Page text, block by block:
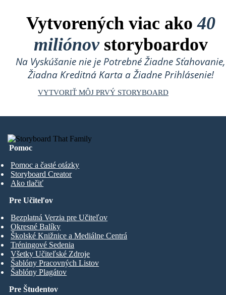
Vytvorených viac ako40
miliónovstoryboardov
Na Vyskúšanie nie je Potrebné Žiadne Sťahovanie,
Žiadna Kreditná Karta a Žiadne Prihlásenie!
VYTVORIŤ MÔJ PRVÝ STORYBOARD
Pomoc
Pomoc a časté otázky
Storyboard Creator
Ako tlačiť
Pre Študentov
Pre Učiteľov
Bezplatná Verzia pre Učiteľov
Okresné Balíky
Školské Knižnice a Mediálne Centrá
Tréningové Sedenia
Všetky Učiteľské Zdroje
Šablóny Pracovných Listov
Šablóny Plagátov